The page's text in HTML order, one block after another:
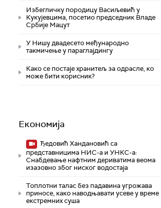
Избегличку породицу Васиљевић у
Кукујевцима, посетио председник Владе
Србије Мацут
У Нишу двадесето међународно
такмичење у параглајдингу
Како се постаје хранитељ за одрасле, ко
може бити корисник?
Економија
Ђедовић Хандановић са
представницима НИС-а и УНКС-а:
Снабдевање нафтним дериватима веома
изазовно због ниског водостаја
Топлотни талас без падавина угрожава
приносе, како наводњавати усеве у време
екстремних суша